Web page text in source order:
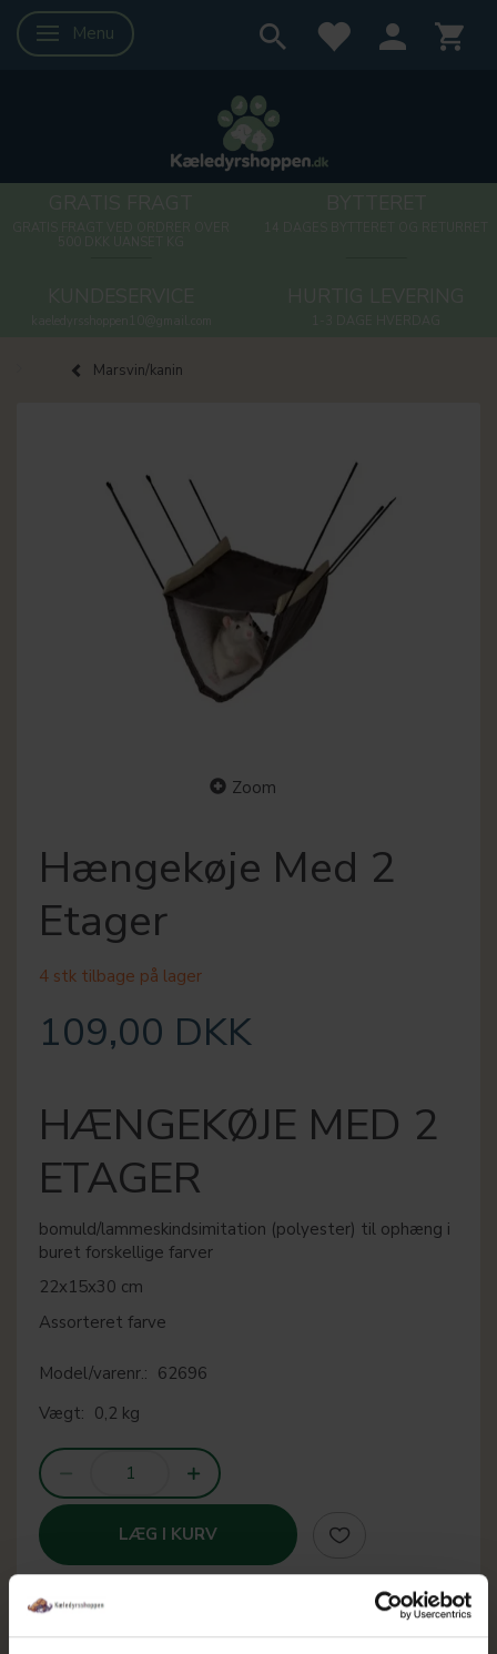
Skifte navigation
Menu
Marsvin/kanin
Zoom
Hængekøje Med 2
Etager
4 stk tilbage på lager
109,00 DKK
HÆNGEKØJE MED 2
ETAGER
bomuld/lammeskindsimitation (polyester) til ophæng i
buret forskellige farver
22x15x30 cm
Assorteret farve
Model/varenr.: 62696
Vægt: 0,2 kg
LÆG I KURV